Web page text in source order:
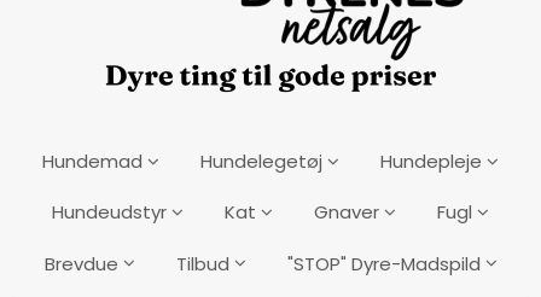
Hundemad Hundelegetøj Hundepleje
Hundeudstyr Kat Gnaver Fugl
Brevdue Tilbud "STOP" Dyre-Madspild